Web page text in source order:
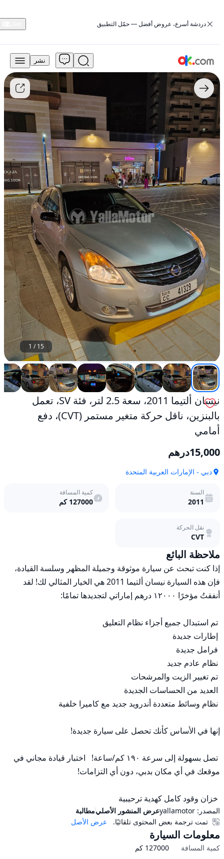
‏دردشة أسرع، عروض أفضل — حمّل التطبيق
15,000
درهم
للبيع
نيسان
ألتيما
2011،
سعة
2.5
لتر،
فئة
SV،
تعمل
بالبنزين،
ناقل
حركة
متغير
مستمر
(CVT)،
دفع
أمامي
مستعمل
نشر
1 /15
نيسان ألتيما 2011، سعة 2.5 لتر، فئة SV، تعمل
بالبنزين، ناقل حركة متغير مستمر (CVT)، دفع
أمامي
15,000درهم
دبي - الإمارات العربية المتحدة
السنة
2011
كمية المسافة
127000 كم
نقل الحركة
CVT
ملاحظة البائع
المصدر: yallamotorعرض المنشور الأصليمطالبة
عرض الأصل
تمت ترجمة بعض المحتوى تلقائيًا.
معلومات السيارة
كمية المسافة 127000 كم